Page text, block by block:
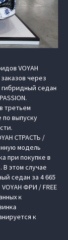
VOYAH
через
седан
третьем
по выпуску
СТРАСТЬ /
модель
при покупке в
В этом случае
седан за 4 665
ФРИ / FREE
к
к